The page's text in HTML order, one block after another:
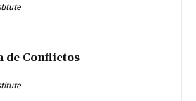
de Conflictos